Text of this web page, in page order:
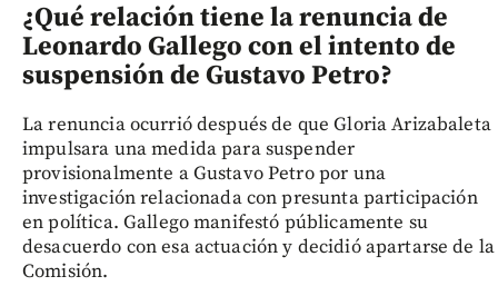
¿Qué relación tiene la renuncia de
Leonardo Gallego con el intento de
suspensión de Gustavo Petro?
La renuncia ocurrió después de que Gloria Arizabaleta
impulsara una medida para suspender
provisionalmente a Gustavo Petro por una
investigación relacionada con presunta participación
en política. Gallego manifestó públicamente su
desacuerdo con esa actuación y decidió apartarse de la
Comisión.